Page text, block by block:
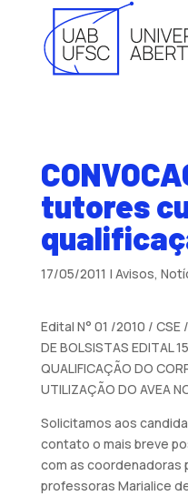
tutores
17/05/2011 | Avisos,
Edital N° 01 /2010 / CSE
DE BOLSISTAS EDITAL
QUALIFICAÇÃO DO
UTILIZAÇÃO DO AVEA
Solicitamos aos
contato o mais breve
com as coordenadoras
professoras Marialice